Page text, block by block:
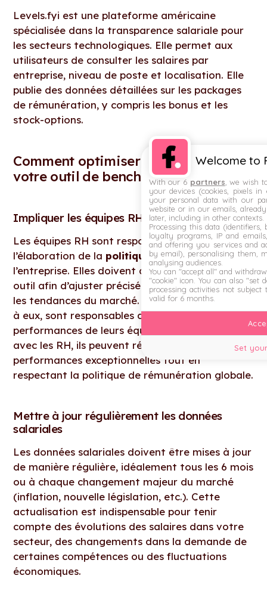
Levels.fyi est une plateforme américaine
spécialisée dans la transparence salariale pour
les secteurs technologiques. Elle permet aux
utilisateurs de consulter les salaires par
entreprise, niveau de poste et localisation. Elle
publie des données détaillées sur les packages
de rémunération, y compris les bonus et les
stock-options.
Comment optimiser l’utilisation de
votre outil de benchmark salaire
Impliquer les équipes RH et managers
Les équipes RH sont responsables de
l’élaboration de la politique salarialede
l’entreprise. Elles doivent donc se saisir de cet
outil afin d’ajuster précisément les salaires selon
les tendances du marché. Les managers, quant
à eux, sont responsables de l’évaluation des
performances de leurs équipes. En collaborant
avec les RH, ils peuvent récompenser les
performances exceptionnelles tout en
respectant la politique de rémunération globale.
Mettre à jour régulièrement les données
salariales
Les données salariales doivent être mises à jour
de manière régulière, idéalement tous les 6 mois
ou à chaque changement majeur du marché
(inflation, nouvelle législation, etc.). Cette
actualisation est indispensable pour tenir
compte des évolutions des salaires dans votre
secteur, des changements dans la demande de
certaines compétences ou des fluctuations
économiques.
Welcome to
With our 6 partners , we wish
your devices (cookies, pixels
your personal data with our
website or in our emails,
later, including in other contexts.
Processing this data (identifiers,
loyalty programs, IP and
and offering you services and
by email), personalising them,
analysing audiences.
You can "accept all" and
"cookie" icon . You can also "set
processing activities not subject
valid for 6 months.
Set